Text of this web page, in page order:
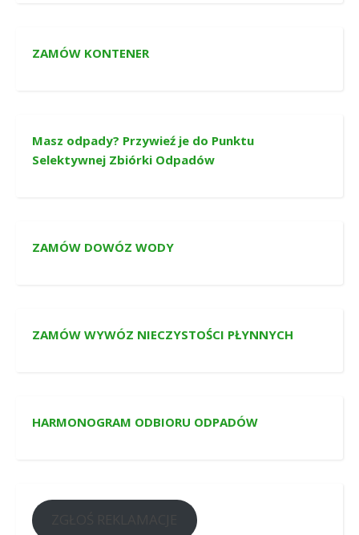
ZAMÓW KONTENER
Masz odpady? Przywieź je do Punktu
Selektywnej Zbiórki Odpadów
ZAMÓW DOWÓZ WODY
ZAMÓW WYWÓZ NIECZYSTOŚCI PŁYNNYCH
HARMONOGRAM ODBIORU ODPADÓW